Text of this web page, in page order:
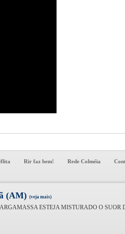
Rir faz bem! Rede Colméia
(AM) (veja mais)
ESTEJA MISTURADO O SUOR